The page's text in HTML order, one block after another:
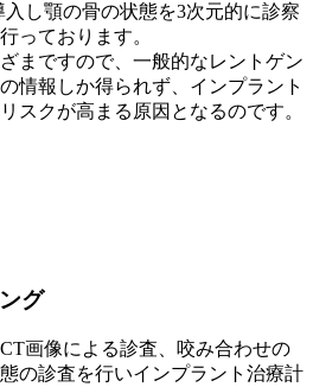
し顎の骨の状態を3次元的に診察
っております。
まですので、一般的なレントゲン
情報しか得られず、インプラント
スクが高まる原因となるのです。
グ
画像による診査、咬み合わせの
の診査を行いインプラント治療計